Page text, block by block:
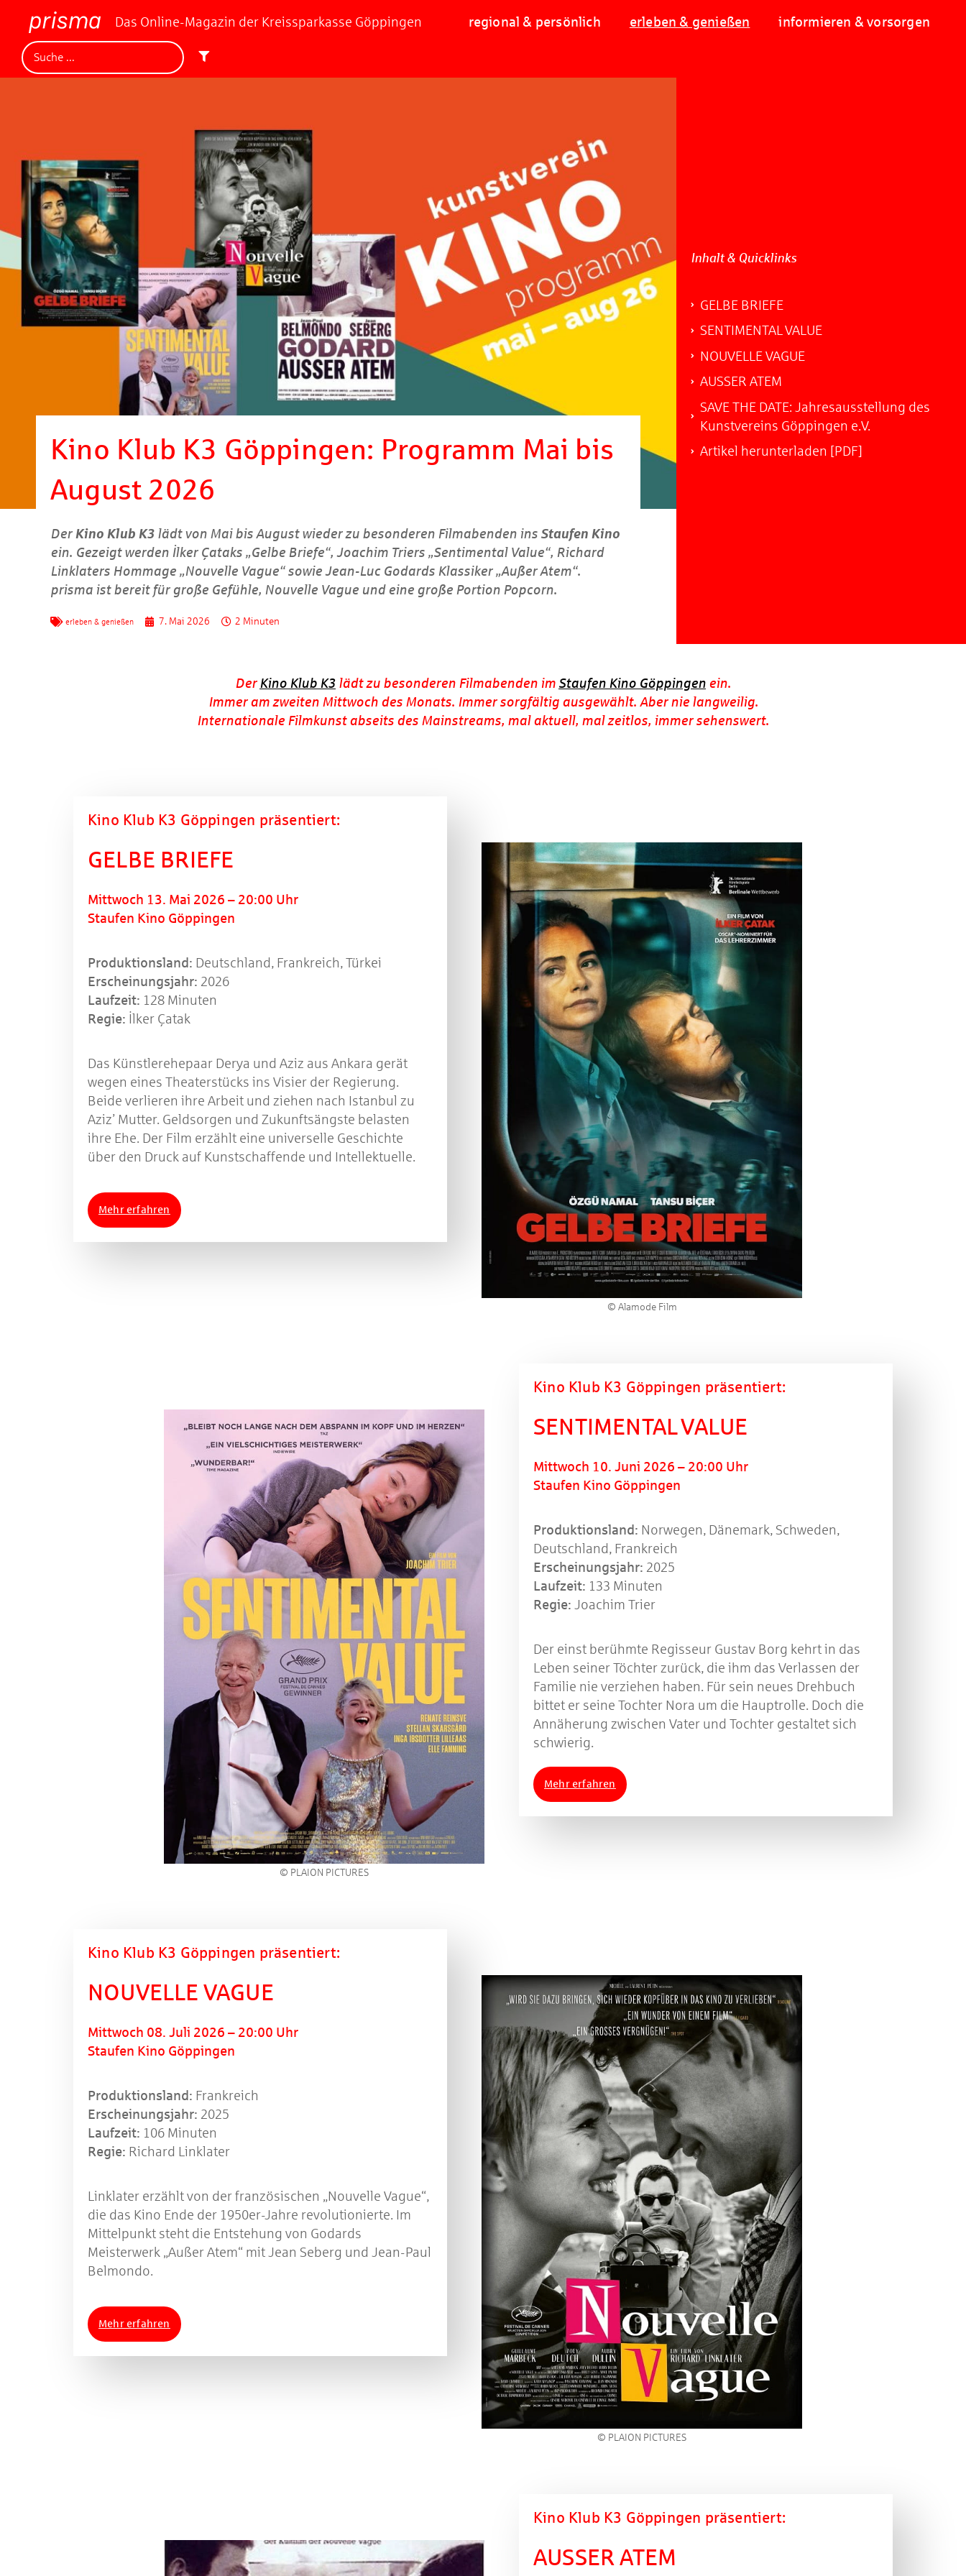
Das Online-Magazin der Kreissparkasse Göppingen regional & persönlich erleben & genießen informieren & vorsorgen
Kino Klub K3 Göppingen: Programm Mai bis
August 2026
Der Kino Klub K3 lädt von Mai bis August wieder zu besonderen Filmabenden ins Staufen Kino
ein. Gezeigt werden İlker Çataks „Gelbe Briefe“, Joachim Triers „Sentimental Value“, Richard
Linklaters Hommage „Nouvelle Vague“ sowie Jean-Luc Godards Klassiker „Außer Atem“.
prisma ist bereit für große Gefühle, Nouvelle Vague und eine große Portion Popcorn.
erleben & genießen 7. Mai 2026 2 Minuten
Inhalt & Quicklinks
GELBE BRIEFE
SENTIMENTAL VALUE
NOUVELLE VAGUE
AUSSER ATEM
SAVE THE DATE: Jahresausstellung des
Kunstvereins Göppingen e.V.
Artikel herunterladen [PDF]
Der Kino Klub K3 lädt zu besonderen Filmabenden im Staufen Kino Göppingen ein.
Immer am zweiten Mittwoch des Monats. Immer sorgfältig ausgewählt. Aber nie langweilig.
Internationale Filmkunst abseits des Mainstreams, mal aktuell, mal zeitlos, immer sehenswert.
Kino Klub K3 Göppingen präsentiert:
GELBE BRIEFE
Mittwoch 13. Mai 2026 – 20:00 Uhr
Staufen Kino Göppingen
Produktionsland: Deutschland, Frankreich, Türkei
Erscheinungsjahr: 2026
Laufzeit: 128 Minuten
Regie: İlker Çatak
Das Künstlerehepaar Derya und Aziz aus Ankara gerät
wegen eines Theaterstücks ins Visier der Regierung.
Beide verlieren ihre Arbeit und ziehen nach Istanbul zu
Aziz’ Mutter. Geldsorgen und Zukunftsängste belasten
ihre Ehe. Der Film erzählt eine universelle Geschichte
über den Druck auf Kunstschaffende und Intellektuelle.
Mehr erfahren
© Alamode Film
© PLAION PICTURES
Kino Klub K3 Göppingen präsentiert:​
SENTIMENTAL VALUE
Mittwoch 10. Juni 2026 – 20:00 Uhr
Staufen Kino Göppingen
Produktionsland: Norwegen, Dänemark, Schweden,
Deutschland, Frankreich
Erscheinungsjahr: 2025
Laufzeit: 133 Minuten
Regie: Joachim Trier
Der einst berühmte Regisseur Gustav Borg kehrt in das
Leben seiner Töchter zurück, die ihm das Verlassen der
Familie nie verziehen haben. Für sein neues Drehbuch
bittet er seine Tochter Nora um die Hauptrolle. Doch die
Annäherung zwischen Vater und Tochter gestaltet sich
schwierig.
Mehr erfahren
Kino Klub K3 Göppingen präsentiert:​
NOUVELLE VAGUE
Mittwoch 08. Juli 2026 – 20:00 Uhr
Staufen Kino Göppingen
Produktionsland: Frankreich
Erscheinungsjahr: 2025
Laufzeit: 106 Minuten
Regie: Richard Linklater
Linklater erzählt von der französischen „Nouvelle Vague“,
die das Kino Ende der 1950er-Jahre revolutionierte. Im
Mittelpunkt steht die Entstehung von Godards
Meisterwerk „Außer Atem“ mit Jean Seberg und Jean-Paul
Belmondo.
Mehr erfahren
© PLAION PICTURES
Kino Klub K3 Göppingen präsentiert:​
AUSSER ATEM